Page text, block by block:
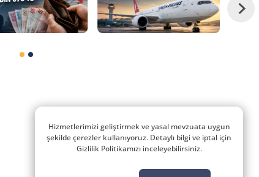
Hizmetlerimizi geliştirmek ve yasal mevzuata uygun
şekilde çerezler kullanıyoruz. Detaylı bilgi ve iptal için
Gizlilik Politikamızı inceleyebilirsiniz.